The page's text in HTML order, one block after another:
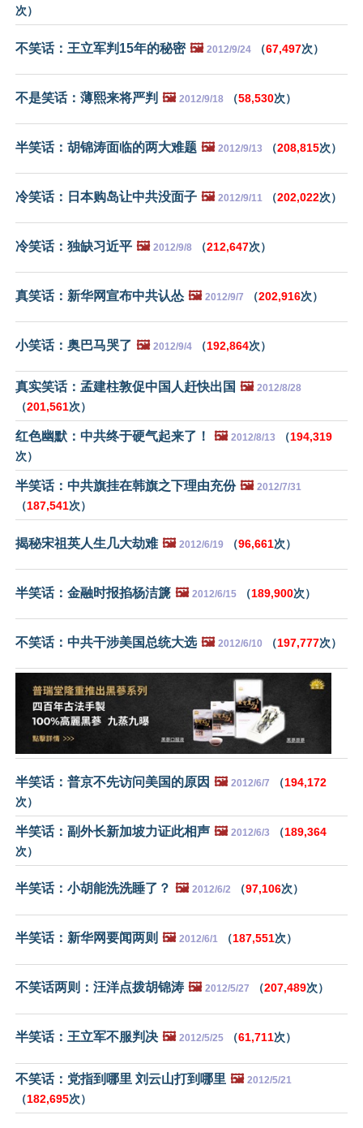
次）
不笑话：王立军判15年的秘密 🖼️ 2012/9/24 （67,497次）
不是笑话：薄熙来将严判 🖼️ 2012/9/18 （58,530次）
半笑话：胡锦涛面临的两大难题 🖼️ 2012/9/13 （208,815次）
冷笑话：日本购岛让中共没面子 🖼️ 2012/9/11 （202,022次）
冷笑话：独缺习近平 🖼️ 2012/9/8 （212,647次）
真笑话：新华网宣布中共认怂 🖼️ 2012/9/7 （202,916次）
小笑话：奥巴马哭了 🖼️ 2012/9/4 （192,864次）
真实笑话：孟建柱敦促中国人赶快出国 🖼️ 2012/8/28
（201,561次）
红色幽默：中共终于硬气起来了！ 🖼️ 2012/8/13 （194,319
次）
半笑话：中共旗挂在韩旗之下理由充份 🖼️ 2012/7/31
（187,541次）
揭秘宋祖英人生几大劫难 🖼️ 2012/6/19 （96,661次）
半笑话：金融时报掐杨洁篪 🖼️ 2012/6/15 （189,900次）
不笑话：中共干涉美国总统大选 🖼️ 2012/6/10 （197,777次）
半笑话：普京不先访问美国的原因 🖼️ 2012/6/7 （194,172
次）
半笑话：副外长新加坡力证此相声 🖼️ 2012/6/3 （189,364
次）
半笑话：小胡能洗洗睡了？ 🖼️ 2012/6/2 （97,106次）
半笑话：新华网要闻两则 🖼️ 2012/6/1 （187,551次）
不笑话两则：汪洋点拨胡锦涛 🖼️ 2012/5/27 （207,489次）
半笑话：王立军不服判决 🖼️ 2012/5/25 （61,711次）
不笑话：党指到哪里 刘云山打到哪里 🖼️ 2012/5/21
（182,695次）